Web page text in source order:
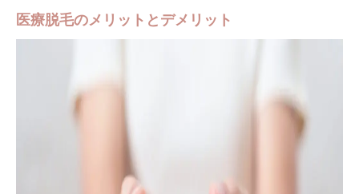
医療脱毛のメリットとデメリット